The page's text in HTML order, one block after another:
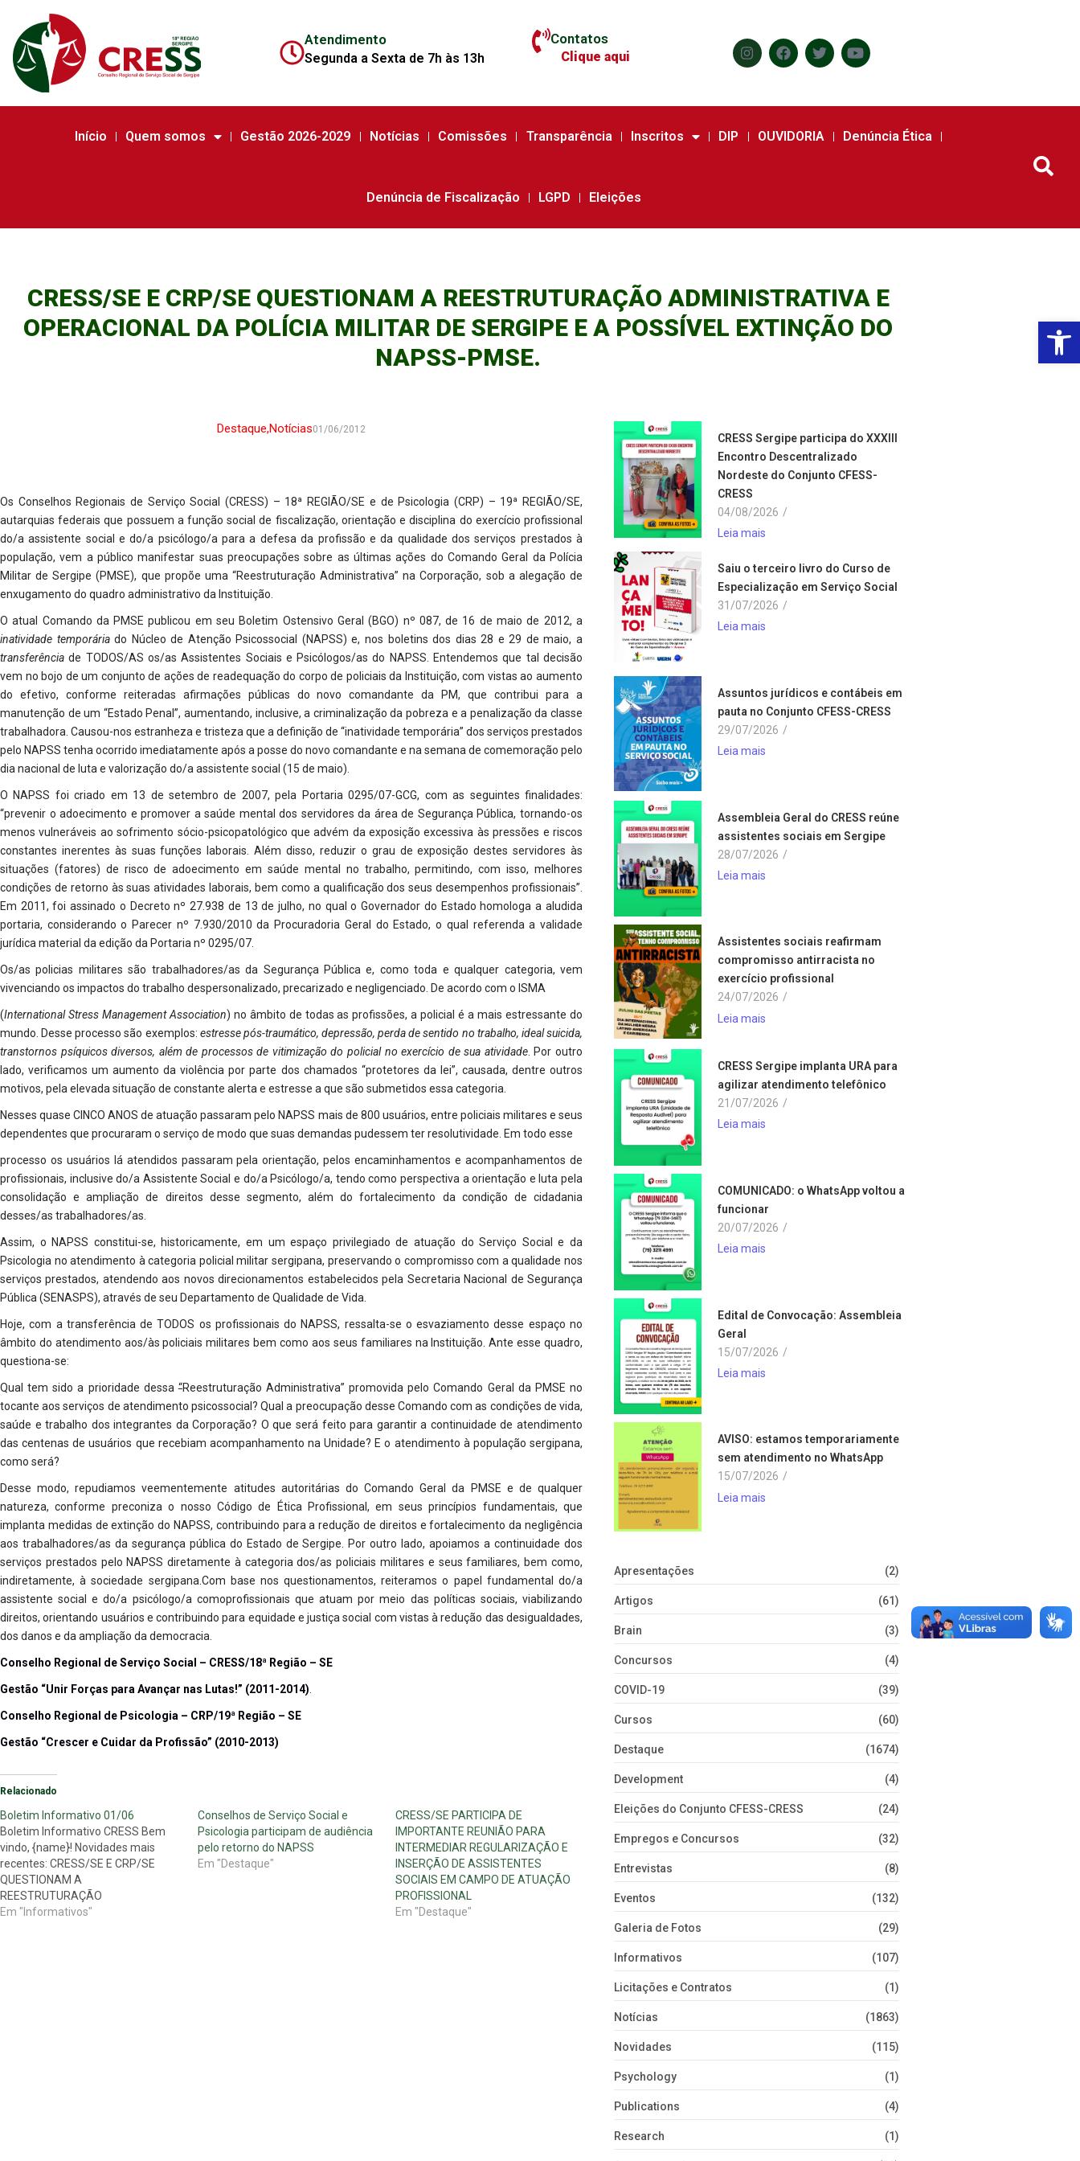
Atendimento
Segunda a Sexta de 7h às 13h
Contatos
Clique aqui
Início Quem somos Gestão 2026-2029 Notícias Comissões Transparência Inscritos DIP OUVIDORIA Denúncia Ética
Denúncia de Fiscalização LGPD Eleições
CRESS/SE E CRP/SE QUESTIONAM A REESTRUTURAÇÃO ADMINISTRATIVA E
OPERACIONAL DA POLÍCIA MILITAR DE SERGIPE E A POSSÍVEL EXTINÇÃO DO
NAPSS-PMSE.
Destaque,Notícias01/06/2012
Os Conselhos Regionais de Serviço Social (CRESS) – 18ª REGIÃO/SE e de Psicologia (CRP) – 19ª REGIÃO/SE,
autarquias federais que possuem a função social de fiscalização, orientação e disciplina do exercício profissional
do/a assistente social e do/a psicólogo/a para a defesa da profissão e da qualidade dos serviços prestados à
população, vem a público manifestar suas preocupações sobre as últimas ações do Comando Geral da Polícia
Militar de Sergipe (PMSE), que propõe uma “Reestruturação Administrativa” na Corporação, sob a alegação de
enxugamento do quadro administrativo da Instituição.
O atual Comando da PMSE publicou em seu Boletim Ostensivo Geral (BGO) nº 087, de 16 de maio de 2012, a
inatividade temporáriado Núcleo de Atenção Psicossocial (NAPSS) e, nos boletins dos dias 28 e 29 de maio, a
transferência de TODOS/AS os/as Assistentes Sociais e Psicólogos/as do NAPSS. Entendemos que tal decisão
vem no bojo de um conjunto de ações de readequação do corpo de policiais da Instituição, com vistas ao aumento
do efetivo, conforme reiteradas afirmações públicas do novo comandante da PM, que contribui para a
manutenção de um “Estado Penal”, aumentando, inclusive, a criminalização da pobreza e a penalização da classe
trabalhadora. Causou-nos estranheza e tristeza que a definição de “inatividade temporária” dos serviços prestados
pelo NAPSS tenha ocorrido imediatamente após a posse do novo comandante e na semana de comemoração pelo
dia nacional de luta e valorização do/a assistente social (15 de maio).
O NAPSS foi criado em 13 de setembro de 2007, pela Portaria 0295/07-GCG, com as seguintes finalidades:
“prevenir o adoecimento e promover a saúde mental dos servidores da área de Segurança Pública, tornando-os
menos vulneráveis ao sofrimento sócio-psicopatológico que advém da exposição excessiva às pressões e riscos
constantes inerentes às suas funções laborais. Além disso, reduzir o grau de exposição destes servidores às
situações (fatores) de risco de adoecimento em saúde mental no trabalho, permitindo, com isso, melhores
condições de retorno às suas atividades laborais, bem como a qualificação dos seus desempenhos profissionais”.
Em 2011, foi assinado o Decreto nº 27.938 de 13 de julho, no qual o Governador do Estado homologa a aludida
portaria, considerando o Parecer nº 7.930/2010 da Procuradoria Geral do Estado, o qual referenda a validade
jurídica material da edição da Portaria nº 0295/07.
Os/as policias militares são trabalhadores/as da Segurança Pública e, como toda e qualquer categoria, vem
vivenciando os impactos do trabalho despersonalizado, precarizado e negligenciado. De acordo com o ISMA
(International Stress Management Association) no âmbito de todas as profissões, a policial é a mais estressante do
mundo. Desse processo são exemplos: estresse pós-traumático, depressão, perda de sentido no trabalho, ideal suicida,
transtornos psíquicos diversos, além de processos de vitimização do policial no exercício de sua atividade. Por outro
lado, verificamos um aumento da violência por parte dos chamados “protetores da lei”, causada, dentre outros
motivos, pela elevada situação de constante alerta e estresse a que são submetidos essa categoria.
Nesses quase CINCO ANOS de atuação passaram pelo NAPSS mais de 800 usuários, entre policiais militares e seus
dependentes que procuraram o serviço de modo que suas demandas pudessem ter resolutividade. Em todo esse
processo os usuários lá atendidos passaram pela orientação, pelos encaminhamentos e acompanhamentos de
profissionais, inclusive do/a Assistente Social e do/a Psicólogo/a, tendo como perspectiva a orientação e luta pela
consolidação e ampliação de direitos desse segmento, além do fortalecimento da condição de cidadania
desses/as trabalhadores/as.
Assim, o NAPSS constitui-se, historicamente, em um espaço privilegiado de atuação do Serviço Social e da
Psicologia no atendimento à categoria policial militar sergipana, preservando o compromisso com a qualidade nos
serviços prestados, atendendo aos novos direcionamentos estabelecidos pela Secretaria Nacional de Segurança
Pública (SENASPS), através de seu Departamento de Qualidade de Vida.
Hoje, com a transferência de TODOS os profissionais do NAPSS, ressalta-se o esvaziamento desse espaço no
âmbito do atendimento aos/às policiais militares bem como aos seus familiares na Instituição. Ante esse quadro,
questiona-se:
Qual tem sido a prioridade dessa“Reestruturação Administrativa” promovida pelo Comando Geral da PMSE no
tocante aos serviços de atendimento psicossocial? Qual a preocupação desse Comando com as condições de vida,
saúde e trabalho dos integrantes da Corporação? O que será feito para garantir a continuidade de atendimento
das centenas de usuários que recebiam acompanhamento na Unidade? E o atendimento à população sergipana,
como será?
Desse modo, repudiamos veementemente atitudes autoritárias do Comando Geral da PMSE e de qualquer
natureza, conforme preconiza o nosso Código de Ética Profissional, em seus princípios fundamentais, que
implanta medidas de extinção do NAPSS, contribuindo para a redução de direitos e fortalecimento da negligência
aos trabalhadores/as da segurança pública do Estado de Sergipe. Por outro lado, apoiamos a continuidade dos
serviços prestados pelo NAPSS diretamente à categoria dos/as policiais militares e seus familiares, bem como,
indiretamente, à sociedade sergipana.Com base nos questionamentos, reiteramos o papel fundamental do/a
assistente social e do/a psicólogo/a comoprofissionais que atuam por meio das políticas sociais, viabilizando
direitos, orientando usuários e contribuindo para equidade e justiça social com vistas à redução das desigualdades,
dos danos e da ampliação da democracia.
Conselho Regional de Serviço Social – CRESS/18ª Região – SE
Gestão “Unir Forças para Avançar nas Lutas!” (2011-2014)
Conselho Regional de Psicologia – CRP/19ª Região – SE
Gestão “Crescer e Cuidar da Profissão” (2010-2013)
Relacionado
Boletim Informativo 01/06
Boletim Informativo CRESS Bem
vindo, {name}! Novidades mais
recentes: CRESS/SE E CRP/SE
QUESTIONAM A
REESTRUTURAÇÃO
ADMINISTRATIVA E OPERACIONAL
Em "Informativos"
Conselhos de Serviço Social e
Psicologia participam de audiência
pelo retorno do NAPSS
Em "Destaque"
CRESS/SE PARTICIPA DE
IMPORTANTE REUNIÃO PARA
INTERMEDIAR REGULARIZAÇÃO E
INSERÇÃO DE ASSISTENTES
SOCIAIS EM CAMPO DE ATUAÇÃO
PROFISSIONAL
Em "Destaque"
CRESS Sergipe participa do XXXIII
Encontro Descentralizado
Nordeste do Conjunto CFESS-
CRESS
04/08/2026 /
Leia mais
Saiu o terceiro livro do Curso de
Especialização em Serviço Social
31/07/2026 /
Leia mais
Assuntos jurídicos e contábeis em
pauta no Conjunto CFESS-CRESS
29/07/2026 /
Leia mais
Assembleia Geral do CRESS reúne
assistentes sociais em Sergipe
28/07/2026 /
Leia mais
Assistentes sociais reafirmam
compromisso antirracista no
exercício profissional
24/07/2026 /
Leia mais
CRESS Sergipe implanta URA para
agilizar atendimento telefônico
21/07/2026 /
Leia mais
COMUNICADO: o WhatsApp voltou a
funcionar
20/07/2026 /
Leia mais
Edital de Convocação: Assembleia
Geral
15/07/2026 /
Leia mais
AVISO: estamos temporariamente
sem atendimento no WhatsApp
15/07/2026 /
Leia mais
Apresentações (2)
Artigos (61)
Brain (3)
Concursos (4)
COVID-19 (39)
Cursos (60)
Destaque (1674)
Development (4)
Eleições do Conjunto CFESS-CRESS (24)
Empregos e Concursos (32)
Entrevistas (8)
Eventos (132)
Galeria de Fotos (29)
Informativos (107)
Licitações e Contratos (1)
Notícias (1863)
Novidades (115)
Psychology (1)
Publications (4)
Research (1)